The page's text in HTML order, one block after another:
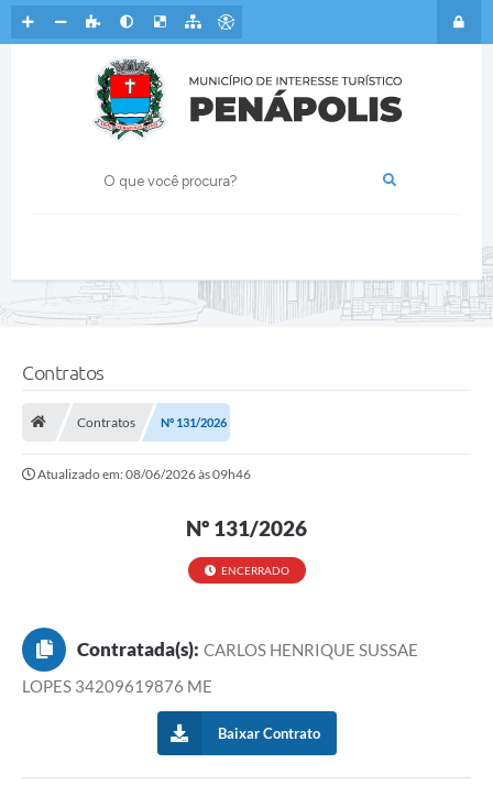
Contratos
Contratos Nº 131/2026
Atualizado em: 08/06/2026 às 09h46
Nº 131/2026
ENCERRADO
Contratada(s): CARLOS HENRIQUE SUSSAE
LOPES 34209619876 ME
Baixar Contrato